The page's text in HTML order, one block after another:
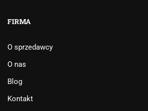
FIRMA
O sprzedawcy
O nas
Blog
Kontakt